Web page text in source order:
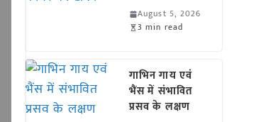
August 5, 2026
3 min read
गाभिन गाय एवं
भैंस में संभावित
प्रसव के लक्षण